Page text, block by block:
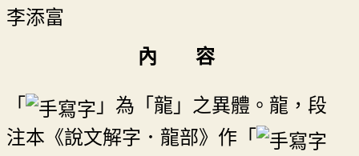
李添富
內 容
「
」為「龍」之異體。龍，段
注本《說文解字．龍部》作「